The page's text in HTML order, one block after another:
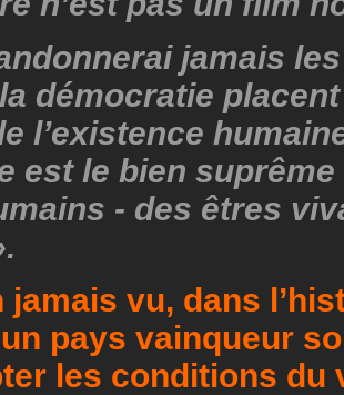
jamais
démocratie
l’existence
est le bien
- des êtres
jamais vu, dans
pays vainqueur
les conditions du